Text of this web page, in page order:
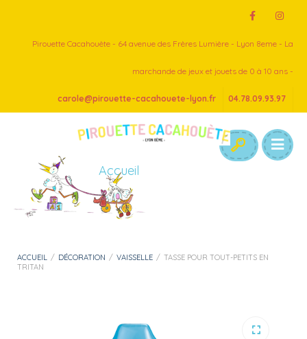
Pirouette Cacahouète - 64 avenue des Frères Lumière - Lyon 8eme - La
marchande de jeux et jouets de 0 à 10 ans -
carole@pirouette-cacahouete-lyon.fr 04.78.09.93.97
Accueil
ACCUEIL / DÉCORATION / VAISSELLE / TASSE POUR TOUT-PETITS EN
TRITAN